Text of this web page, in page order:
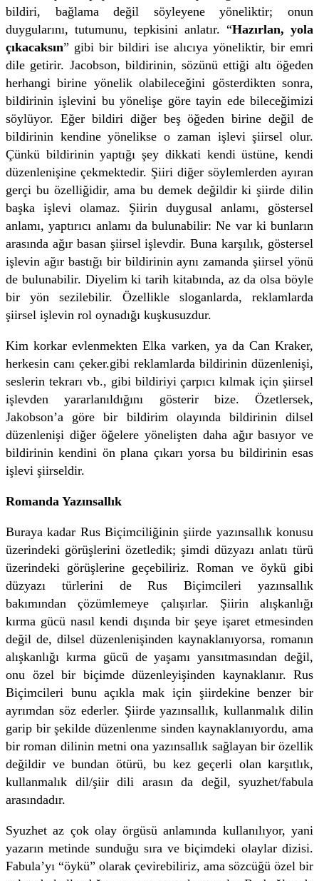
bildiri, bağlama değil söyleyene yöneliktir; onun
duygularını, tutumunu, tepkisini anlatır. “Hazırlan, yola
çıkacaksın” gibi bir bildiri ise alıcıya yöneliktir, bir emri
dile getirir. Jacobson, bildirinin, sözünü ettiği altı öğeden
herhangi birine yönelik olabileceğini gösterdikten sonra,
bildirinin işlevini bu yönelişe göre tayin ede bileceğimizi
söylüyor. Eğer bildiri diğer beş öğeden birine değil de
bildirinin kendine yönelikse o zaman işlevi şiirsel olur.
Çünkü bildirinin yaptığı şey dikkati kendi üstüne, kendi
düzenlenişine çekmektedir. Şiiri diğer söylemlerden ayıran
gerçi bu özelliğidir, ama bu demek değildir ki şiirde dilin
başka işlevi olamaz. Şiirin duygusal anlamı, göstersel
anlamı, yaptırıcı anlamı da bulunabilir: Ne var ki bunların
arasında ağır basan şiirsel işlevdir. Buna karşılık, göstersel
işlevin ağır bastığı bir bildirinin aynı zamanda şiirsel yönü
de bulunabilir. Diyelim ki tarih kitabında, az da olsa böyle
bir yön sezilebilir. Özellikle sloganlarda, reklamlarda
şiirsel işlevin rol oynadığı kuşkusuzdur.
Kim korkar evlenmekten Elka varken, ya da Can Kraker,
herkesin canı çeker.gibi reklamlarda bildirinin düzenlenişi,
seslerin tekrarı vb., gibi bildiriyi çarpıcı kılmak için şiirsel
işlevden yararlanıldığını gösterir bize. Özetlersek,
Jakobson’a göre bir bildirim olayında bildirinin dilsel
düzenlenişi diğer öğelere yönelişten daha ağır basıyor ve
bildirinin kendini ön plana çıkarı yorsa bu bildirinin esas
işlevi şiirseldir.
Romanda Yazınsallık
Buraya kadar Rus Biçimciliğinin şiirde yazınsallık konusu
üzerindeki görüşlerini özetledik; şimdi düzyazı anlatı türü
üzerindeki görüşlerine geçebiliriz. Roman ve öykü gibi
düzyazı türlerini de Rus Biçimcileri yazınsallık
bakımından çözümlemeye çalışırlar. Şiirin alışkanlığı
kırma gücü nasıl kendi dışında bir şeye işaret etmesinden
değil de, dilsel düzenlenişinden kaynaklanıyorsa, romanın
alışkanlığı kırma gücü de yaşamı yansıtmasından değil,
onu özel bir biçimde düzenleyişinden kaynaklanır. Rus
Biçimcileri bunu açıkla mak için şiirdekine benzer bir
ayrımdan söz ederler. Şiirde yazınsallık, kullanmalık dilin
garip bir şekilde düzenlenme sinden kaynaklanıyordu, ama
bir roman dilinin metni ona yazınsallık sağlayan bir özellik
değildir ve bundan ötürü, bu kez geçerli olan karşıtlık,
kullanmalık dil/şiir dili arasın da değil, syuzhet/fabula
arasındadır.
Syuzhet az çok olay örgüsü anlamında kullanılıyor, yani
yazarın metinde sunduğu sıra ve biçimdeki olaylar dizisi.
Fabula’yı “öykü” olarak çevirebiliriz, ama sözcüğü özel bir